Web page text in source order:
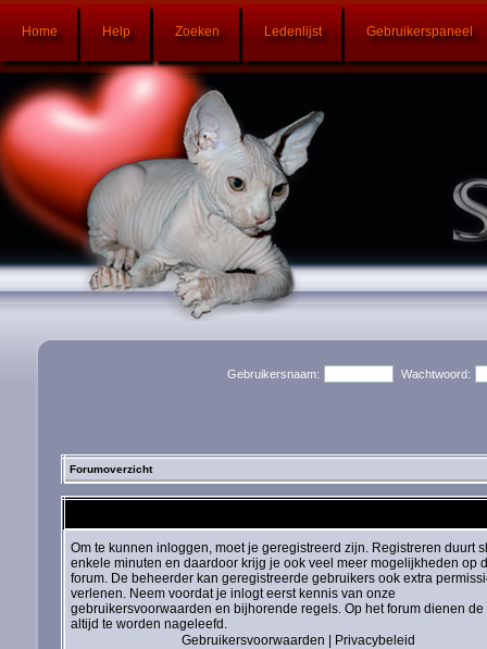
Home Help Zoeken Ledenlijst Gebruikerspaneel
Gebruikersnaam: Wachtwoord:
Forumoverzicht
Om te kunnen inloggen, moet je geregistreerd zijn. Registreren duurt
enkele minuten en daardoor krijg je ook veel meer mogelijkheden op
forum. De beheerder kan geregistreerde gebruikers ook extra
verlenen. Neem voordat je inlogt eerst kennis van onze
gebruikersvoorwaarden en bijhorende regels. Op het forum dienen de
altijd te worden nageleefd.
Gebruikersvoorwaarden
Privacybeleid